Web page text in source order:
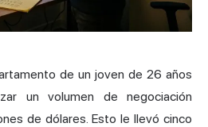
de un joven de 26 años
un volumen de negociación
de dólares. Esto le llevó cinco